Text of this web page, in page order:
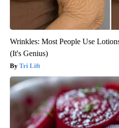
Wrinkles: Most People Use
(It's Genius)
Tri Lift